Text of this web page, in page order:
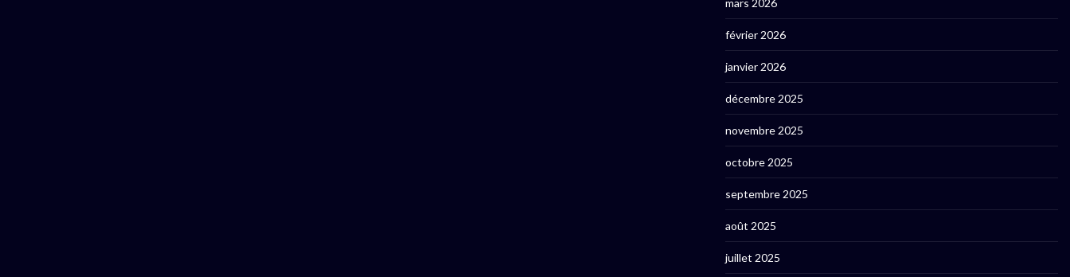
mars 2026
février 2026
janvier 2026
décembre 2025
novembre 2025
octobre 2025
septembre 2025
août 2025
juillet 2025